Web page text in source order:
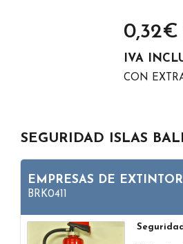
0,32€
IVA
CON
SEGURIDAD ISLAS
EMPRESAS DE
BRK0411
Seguridad